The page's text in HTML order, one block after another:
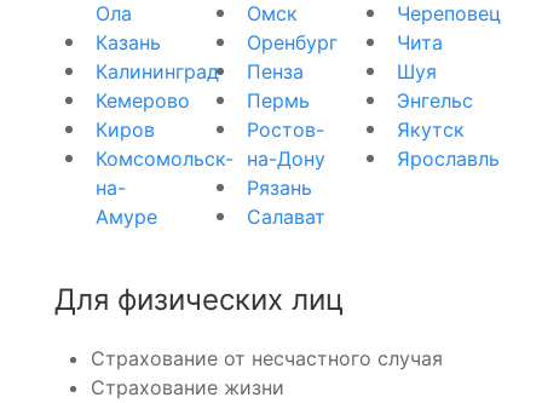
Ола
Казань
Калининград
Кемерово
Киров
Комсомольск-
на-
Амуре
Омск
Оренбург
Пенза
Пермь
Ростов-
на-Дону
Рязань
Салават
Череповец
Чита
Шуя
Энгельс
Якутск
Ярославль
Для физических лиц
Страхование от несчастного случая
Страхование жизни